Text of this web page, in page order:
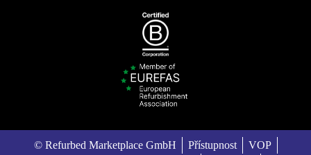
© Refurbed Marketplace GmbH Přístupnost VOP